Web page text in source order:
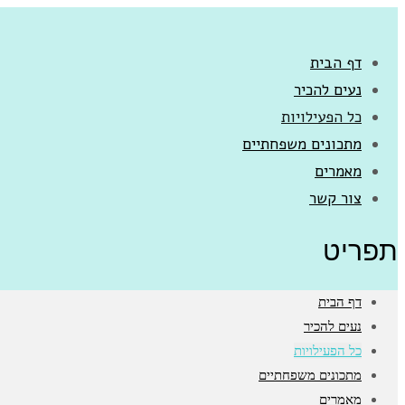
דף הבית
נעים להכיר
כל הפעילויות
מתכונים משפחתיים
מאמרים
צור קשר
תפריט
דף הבית
נעים להכיר
כל הפעילויות
מתכונים משפחתיים
מאמרים